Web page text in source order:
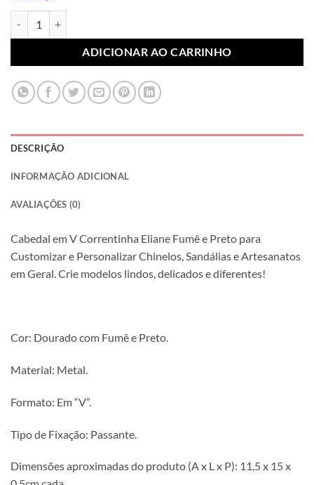
ADICIONAR AO CARRINHO
DESCRIÇÃO
INFORMAÇÃO ADICIONAL
AVALIAÇÕES (0)
Cabedal em V Correntinha Eliane Fumê e Preto para
Customizar e Personalizar Chinelos, Sandálias e Artesanatos
em Geral. Crie modelos lindos, delicados e diferentes!
Cor: Dourado com Fumê e Preto.
Material: Metal.
Formato: Em “V”.
Tipo de Fixação: Passante.
Dimensões aproximadas do produto (A x L x P): 11,5 x 15 x